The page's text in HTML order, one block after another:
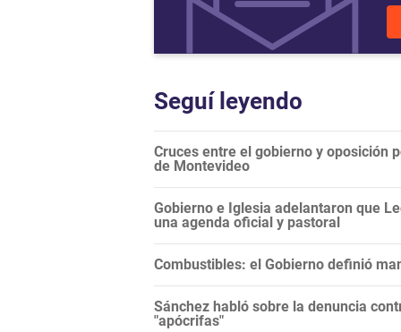
Seguí leyendo
Cruces entre el gobierno y oposición
de Montevideo
Gobierno e Iglesia adelantaron que
una agenda oficial y pastoral
Combustibles: el Gobierno definió
Sánchez habló sobre la denuncia
"apócrifas"